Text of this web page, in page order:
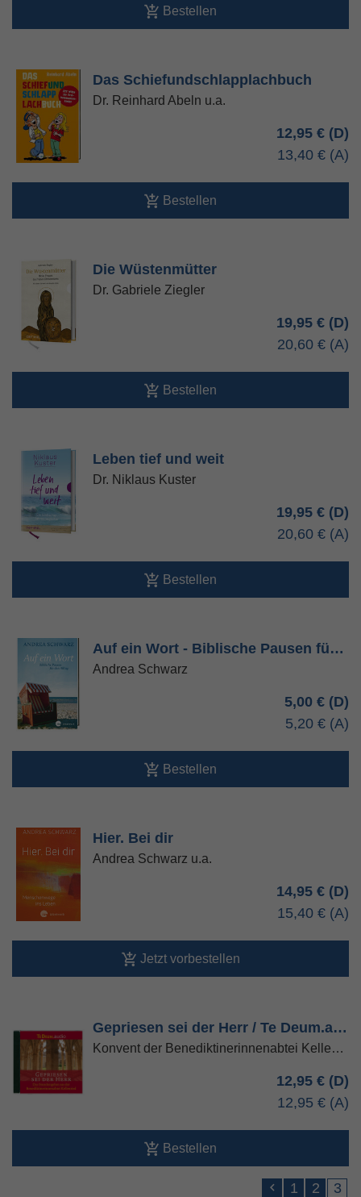
Bestellen
Das Schiefundschlapplachbuch
Dr. Reinhard Abeln u.a.
12,95 €
13,40 €
Bestellen
Die Wüstenmütter
Dr. Gabriele Ziegler
19,95 €
20,60 €
Bestellen
Leben tief und weit
Dr. Niklaus Kuster
19,95 €
20,60 €
Bestellen
Auf ein Wort - Biblische Pausen fü…
Andrea Schwarz
5,00 €
5,20 €
Bestellen
Hier. Bei dir
Andrea Schwarz u.a.
14,95 €
15,40 €
Jetzt vorbestellen
Gepriesen sei der Herr / Te Deum.a…
Konvent der Benediktinerinnenabtei Kelle…
12,95 €
12,95 €
Bestellen
1 2 3